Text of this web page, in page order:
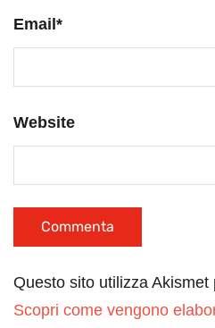
Email*
Website
Questo sito utilizza Akismet
Scopri come vengono